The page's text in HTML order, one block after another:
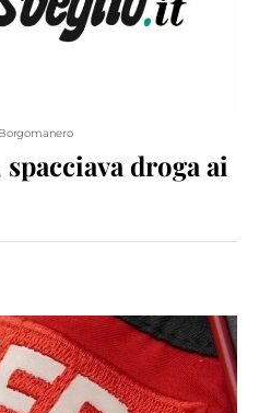
Borgomanero
droga ai